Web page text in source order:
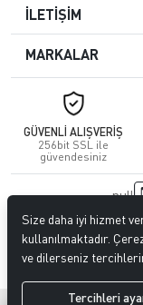
İLETİŞİM
MARKALAR
GÜVENLİ ALIŞVERİŞ
256bit SSL ile
güvendesiniz
null
© 2023
Hipotenüs ®
Size daha iyi hizmet
kullanılmaktadır.
ve dilerseniz
Tercihleri